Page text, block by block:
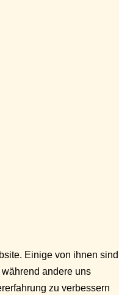
Einige von ihnen sind
andere uns
zu verbessern